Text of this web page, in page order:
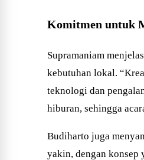
Komitmen untuk
Supramaniam
kebutuhan lokal.
teknologi dan
hiburan, sehingga
Budiharto juga
yakin, dengan konsep